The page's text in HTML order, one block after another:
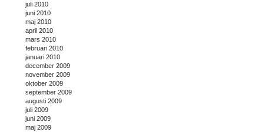
juli 2010
juni 2010
maj 2010
april 2010
mars 2010
februari 2010
januari 2010
december 2009
november 2009
oktober 2009
september 2009
augusti 2009
juli 2009
juni 2009
maj 2009